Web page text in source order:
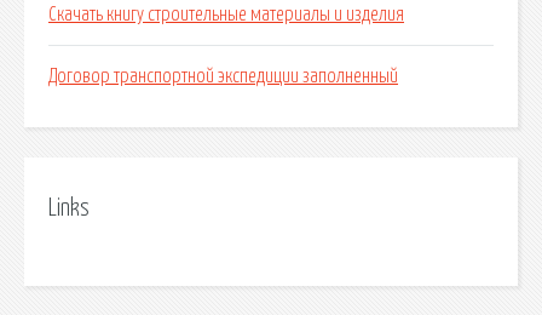
Скачать книгу строительные материалы и изделия
Договор транспортной экспедиции заполненный
Links